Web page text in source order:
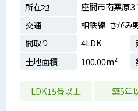
所在地
座間市南栗原
交通
相鉄線「さがみ
間取り
4LDK
土地面積
100.00m²
LDK15畳以上 築5年